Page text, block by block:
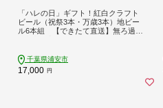
「ハレの日」ギフト！紅白クラフト
ビール（祝祭3本・万歳3本）地ビー
ル6本組 【できたて直送】無ろ過、
千葉県浦安市
17,000 円